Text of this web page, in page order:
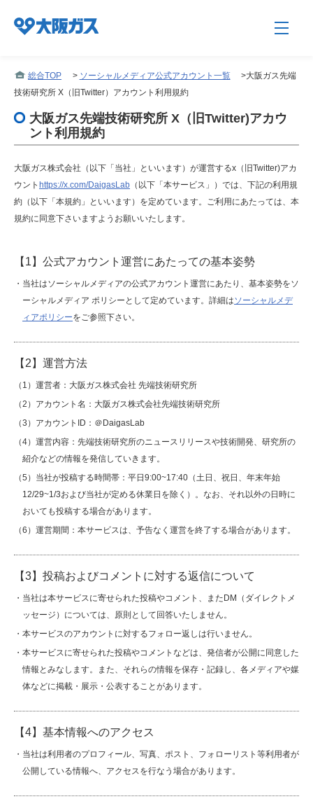
ご家庭のお客さま
業務用・産業用のお客さま
お問い合わせ English
企業情報TOP
企業/グループについて
社会貢献
技術開発
サステナビリティ
IR情報
採用情報
プレスリリース
総合TOP > ソーシャルメディア公式アカウント一覧 >大阪ガス先端
技術研究所 X（旧Twitter）アカウント利用規約
大阪ガス先端技術研究所 X（旧Twitter)アカウ
ント利用規約
大阪ガス株式会社（以下「当社」といいます）が運営するx（旧Twitter)アカ
ウント https://x.com/DaigasLab （以下「本サービス」）では、下記の利用規
約（以下「本規約」といいます）を定めています。ご利用にあたっては、本
規約に同意下さいますようお願いいたします。
【1】公式アカウント運営にあたっての基本姿勢
・当社はソーシャルメディアの公式アカウント運営にあたり、基本姿勢をソ
ーシャルメディア ポリシーとして定めています。詳細はソーシャルメデ
ィアポリシーをご参照下さい。
【2】運営方法
（1）運営者：大阪ガス株式会社 先端技術研究所
（2）アカウント名：大阪ガス株式会社先端技術研究所
（3）アカウントID：＠DaigasLab
（4）運営内容：先端技術研究所のニュースリリースや技術開発、研究所の
紹介などの情報を発信していきます。
（5）当社が投稿する時間帯：平日9:00~17:40（土日、祝日、年末年始
12/29~1/3および当社が定める休業日を除く）。なお、それ以外の日時に
おいても投稿する場合があります。
（6）運営期間：本サービスは、予告なく運営を終了する場合があります。
【3】投稿およびコメントに対する返信について
・当社は本サービスに寄せられた投稿やコメント、またDM（ダイレクトメ
ッセージ）については、原則として回答いたしません。
・本サービスのアカウントに対するフォロー返しは行いません。
・本サービスに寄せられた投稿やコメントなどは、発信者が公開に同意した
情報とみなします。また、それらの情報を保存・記録し、各メディアや媒
体などに掲載・展示・公表することがあります。
【4】基本情報へのアクセス
・当社は利用者のプロフィール、写真、ポスト、フォローリスト等利用者が
公開している情報へ、アクセスを行なう場合があります。